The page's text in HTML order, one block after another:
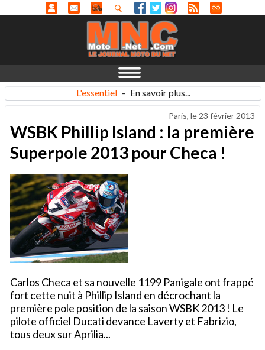
L'essentiel - En savoir plus...
Paris, le 23 février 2013
WSBK Phillip Island : la première
Superpole 2013 pour Checa !
Carlos Checa et sa nouvelle 1199 Panigale ont frappé
fort cette nuit à Phillip Island en décrochant la
première pole position de la saison WSBK 2013 ! Le
pilote officiel Ducati devance Laverty et Fabrizio,
tous deux sur Aprilia...